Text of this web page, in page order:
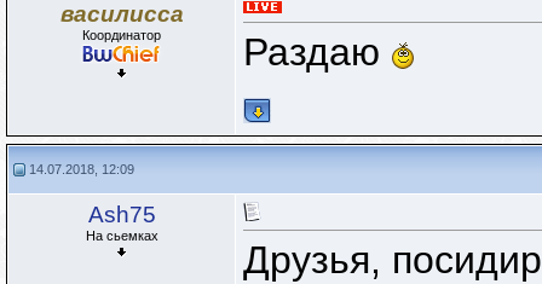
василисса
Координатор Раздаю
14.07.2018, 12:09
Ash75
На сьемках
Друзья,